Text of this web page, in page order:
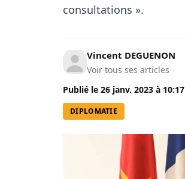
consultations ».
Vincent DEGUENON
Voir tous ses articles
Publié le 26 janv. 2023 à 10:17
DIPLOMATIE